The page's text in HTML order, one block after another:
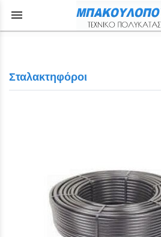
menu
Σταλακτηφόροι